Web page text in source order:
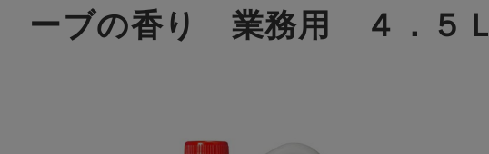
ーブの香り 業務用 ４．５Ｌ